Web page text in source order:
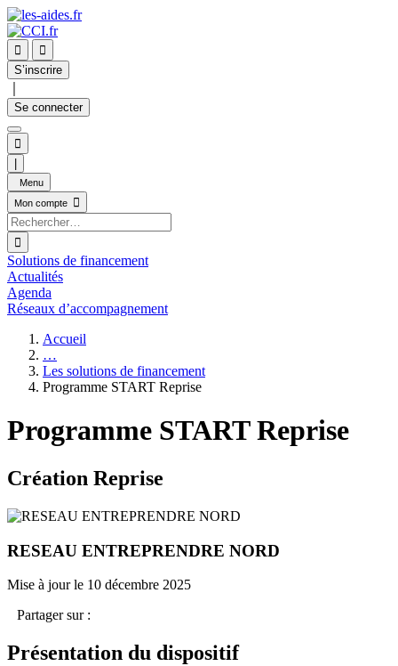


S’inscrire
Se connecter

Menu
Mon compte


Solutions de financement
Actualités
Agenda
Réseaux d’accompagnement
Accueil
…
Les solutions de financement
Programme START Reprise
Programme START Reprise
Création Reprise
RESEAU ENTREPRENDRE NORD
Mise à jour le 10 décembre 2025
Partager sur :
Présentation du dispositif